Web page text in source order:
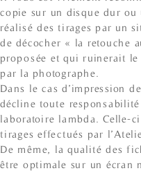
copie sur un disque dur ou
réalisé des tirages par un
de décocher « la retouche
proposée et qui ruinerait
par la photographe.
Dans le cas d’impression
décline toute
laboratoire lambda. Celle-
tirages effectués par
De même, la qualité des
être optimale sur un écran